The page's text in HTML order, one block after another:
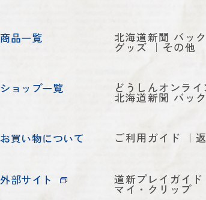
商品一覧 北海道新聞 バッ
グッズ その他
ショップ一覧 どうしんオンラ
北海道新聞 バッ
お買い物について ご利用ガイド
外部サイト 道新プレイガイド
マイ・クリップ